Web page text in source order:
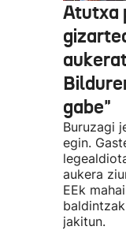
Atutxa
gabe"
Buruzagi
egin.
aukera
EEk
jakitun.